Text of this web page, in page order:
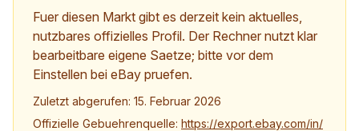
Fuer diesen Markt gibt es derzeit kein aktuelles,
nutzbares offizielles Profil. Der Rechner nutzt klar
bearbeitbare eigene Saetze; bitte vor dem
Einstellen bei eBay pruefen.
Zuletzt abgerufen: 15. Februar 2026
Offizielle Gebuehrenquelle: https://export.ebay.com/in/